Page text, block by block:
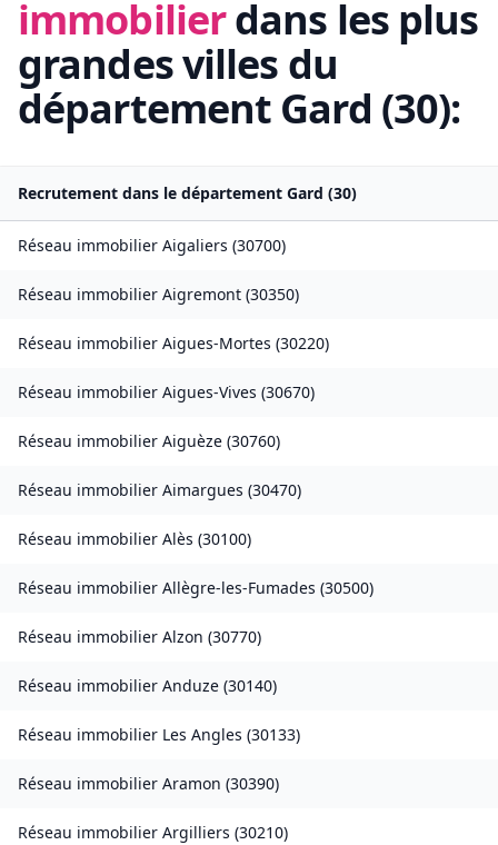
immobilierdans les plus
grandes villes du
département Gard (30):
Recrutement dans le département Gard (30)
Réseau immobilier Aigaliers (30700)
Réseau immobilier Aigremont (30350)
Réseau immobilier Aigues-Mortes (30220)
Réseau immobilier Aigues-Vives (30670)
Réseau immobilier Aiguèze (30760)
Réseau immobilier Aimargues (30470)
Réseau immobilier Alès (30100)
Réseau immobilier Allègre-les-Fumades (30500)
Réseau immobilier Alzon (30770)
Réseau immobilier Anduze (30140)
Réseau immobilier Les Angles (30133)
Réseau immobilier Aramon (30390)
Réseau immobilier Argilliers (30210)